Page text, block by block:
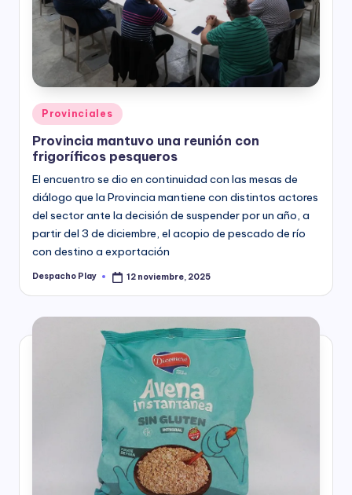
Posted
in
Provinciales
Provincia mantuvo una reunión con
frigoríficos pesqueros
El encuentro se dio en continuidad con las mesas de
diálogo que la Provincia mantiene con distintos actores
del sector ante la decisión de suspender por un año, a
partir del 3 de diciembre, el acopio de pescado de río
con destino a exportación
Posted
Despacho Play 12 noviembre, 2025